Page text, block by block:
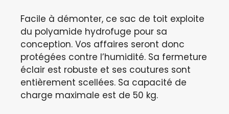
Facile à démonter, ce sac de toit exploite
du polyamide hydrofuge pour sa
conception. Vos affaires seront donc
protégées contre l’humidité. Sa fermeture
éclair est robuste et ses coutures sont
entièrement scellées. Sa capacité de
charge maximale est de 50 kg.